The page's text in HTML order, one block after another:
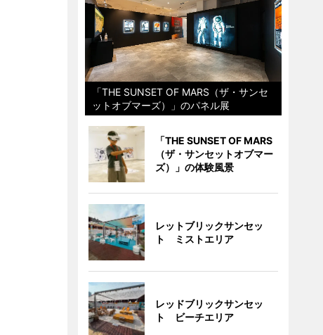
「THE SUNSET OF MARS（ザ・サンセ
ットオブマーズ）」のパネル展
「THE SUNSET OF MARS
（ザ・サンセットオブマー
ズ）」の体験風景
レットブリックサンセッ
ト ミストエリア
レッドブリックサンセッ
ト ビーチエリア